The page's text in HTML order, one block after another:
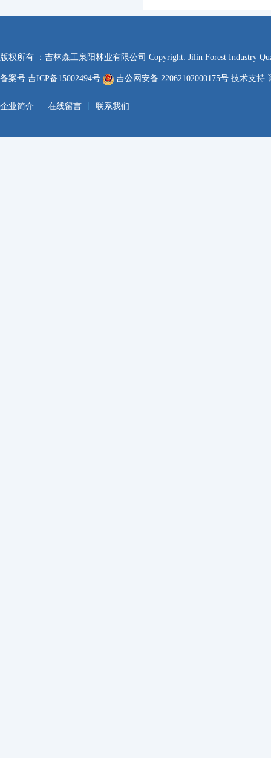
版权所有 ：吉林森工泉阳林业有限公司 Copyright: Jilin Forest Industry
备案号:吉ICP备15002494号 吉公网安备 22062102000175号 技术支持:
企业简介 在线留言 联系我们